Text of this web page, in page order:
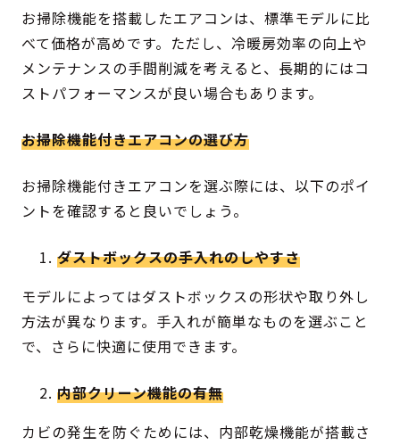
お掃除機能を搭載したエアコンは、標準モデルに比
べて価格が高めです。ただし、冷暖房効率の向上や
メンテナンスの手間削減を考えると、長期的にはコ
ストパフォーマンスが良い場合もあります。
お掃除機能付きエアコンの選び方
お掃除機能付きエアコンを選ぶ際には、以下のポイ
ントを確認すると良いでしょう。
ダストボックスの手入れのしやすさ
モデルによってはダストボックスの形状や取り外し
方法が異なります。手入れが簡単なものを選ぶこと
で、さらに快適に使用できます。
内部クリーン機能の有無
カビの発生を防ぐためには、内部乾燥機能が搭載さ